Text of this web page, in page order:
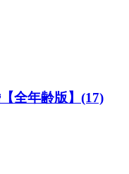
全年齢版】(17)